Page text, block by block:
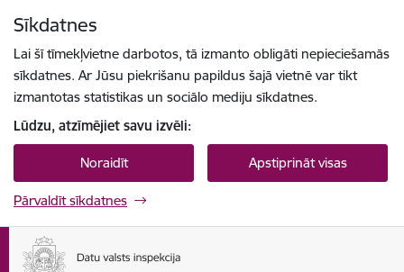
Sīkdatnes
Lai šī tīmekļvietne darbotos, tā izmanto obligāti nepieciešamās
sīkdatnes. Ar Jūsu piekrišanu papildus šajā vietnē var tikt
izmantotas statistikas un sociālo mediju sīkdatnes.
Lūdzu, atzīmējiet savu izvēli:
Noraidīt Apstiprināt visas
Pārvaldīt sīkdatnes